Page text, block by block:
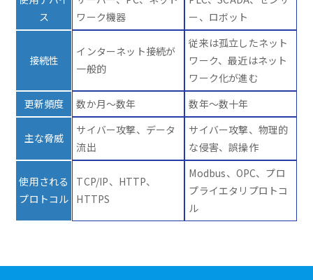
ス
ワーク機器
ー、ロボット
接続性
インターネット接続が
一般的
従来は孤立したネット
ワーク、最近はネット
ワーク化が進む
更新頻度
数か月～数年 数年～数十年
主な脅威
サイバー攻撃、データ
流出
サイバー攻撃、物理的
な侵害、誤操作
使用される
プロトコル
TCP/IP、HTTP、
HTTPS
Modbus、OPC、プロ
プライエタリプロトコ
ル